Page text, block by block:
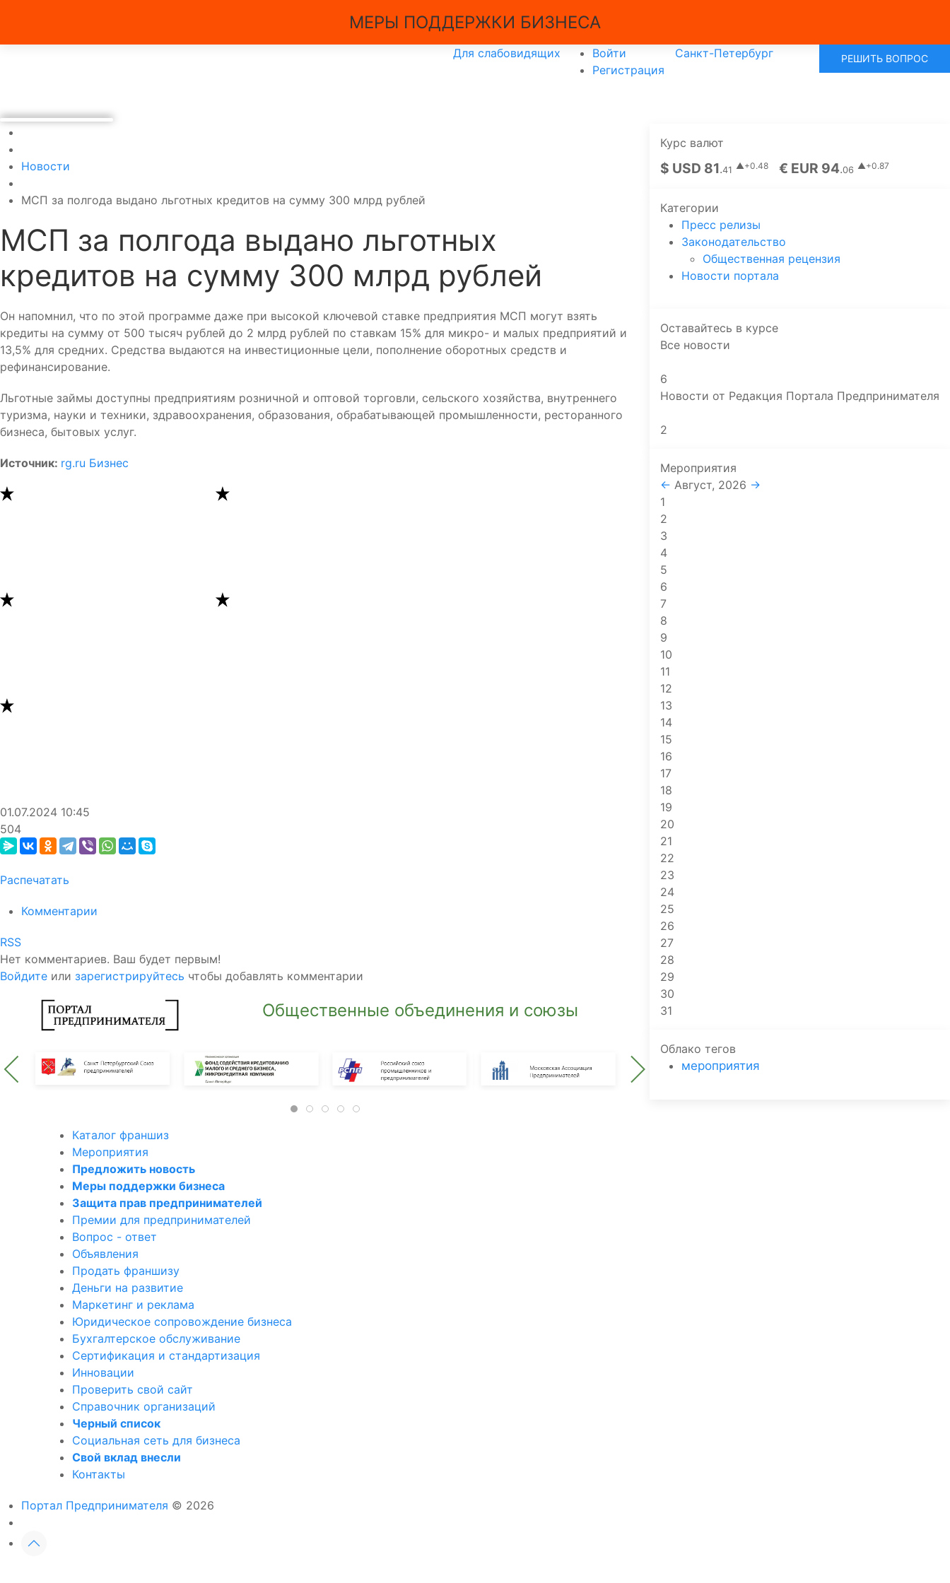
МЕРЫ ПОДДЕРЖКИ БИЗНЕСА
Для слабовидящих
Войти
Регистрация
Санкт-Петербург РЕШИТЬ ВОПРОС
Новости
МСП за полгода выдано льготных кредитов на сумму 300 млрд рублей
МСП за полгода выдано льготных
кредитов на сумму 300 млрд рублей
Он напомнил, что по этой программе даже при высокой ключевой ставке предприятия МСП могут взять
кредиты на сумму от 500 тысяч рублей до 2 млрд рублей по ставкам 15% для микро- и малых предприятий и
13,5% для средних. Средства выдаются на инвестиционные цели, пополнение оборотных средств и
рефинансирование.
Льготные займы доступны предприятиям розничной и оптовой торговли, сельского хозяйства, внутреннего
туризма, науки и техники, здравоохранения, образования, обрабатывающей промышленности, ресторанного
бизнеса, бытовых услуг.
Источник: rg.ru Бизнес
01.07.2024 10:45
504
Распечатать
Комментарии
RSS
Нет комментариев. Ваш будет первым!
Войдите или зарегистрируйтесь чтобы добавлять комментарии
Курс валют
$ USD 81.41 ▲+0.48 € EUR 94.06 ▲+0.87
Категории
Пресс релизы
Законодательство
Общественная рецензия
Новости портала
Оставайтесь в курсе
Все новости
6
Новости от Редакция Портала Предпринимателя
2
Мероприятия
← Август, 2026 →
1
2
3
4
5
6
7
8
9
10
11
12
13
14
15
16
17
18
19
20
21
22
23
24
25
26
27
28
29
30
31
Облако тегов
мероприятия
Общественные объединения и союзы
Каталог франшиз
Мероприятия
Предложить новость
Меры поддержки бизнеса
Защита прав предпринимателей
Премии для предпринимателей
Вопрос - ответ
Объявления
Продать франшизу
Деньги на развитие
Маркетинг и реклама
Юридическое сопровождение бизнеса
Бухгалтерское обслуживание
Сертификация и стандартизация
Инновации
Проверить свой сайт
Справочник организаций
Черный список
Социальная сеть для бизнеса
Свой вклад внесли
Контакты
Портал Предпринимателя © 2026